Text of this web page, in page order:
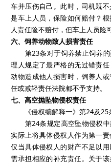
车并压伤自己。此时，司机既
是车上人员，保险如何赔付？
人责任险不赔付，但车上人员险
六、饲养动物致人损害责任
第23条对于饲养禁止饲养的
理人规定了最严格的无过错责
动物造成他人损害时，饲养人
任或减轻责任法院都不予支持。
七、高空抛坠物侵权责任
《侵权编解释一》第24及25
第24条规定高空坠物侵权中
实际上将具体侵权人作为第一
仅当具体侵权人的财产不足以
需承担相应的补充责任。关于